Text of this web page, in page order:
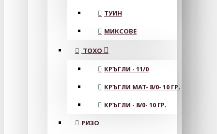
ТУИН
МИКСОВЕ
ТОХО
КРЪГЛИ - 11/0
КРЪГЛИ MAT- 8/0- 10 ГР.
КРЪГЛИ - 8/0- 10 ГР.
РИЗО